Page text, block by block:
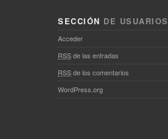
SECCIÓN DE USUARIOS
Acceder
RSSde las entradas
RSSde los comentarios
WordPress.org